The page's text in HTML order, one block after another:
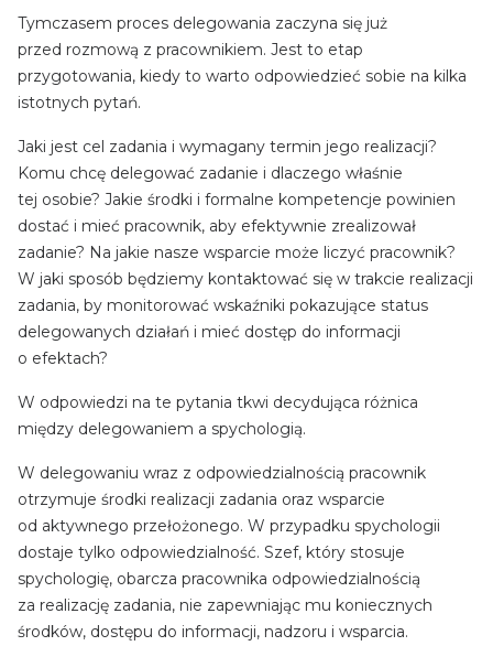
Tymczasem proces delegowania zaczyna się już
przed rozmową z pracownikiem. Jest to etap
przygotowania, kiedy to warto odpowiedzieć sobie na kilka
istotnych pytań.
Jaki jest cel zadania i wymagany termin jego realizacji?
Komu chcę delegować zadanie i dlaczego właśnie
tej osobie? Jakie środki i formalne kompetencje powinien
dostać i mieć pracownik, aby efektywnie zrealizował
zadanie? Na jakie nasze wsparcie może liczyć pracownik?
W jaki sposób będziemy kontaktować się w trakcie realizacji
zadania, by monitorować wskaźniki pokazujące status
delegowanych działań i mieć dostęp do informacji
o efektach?
W odpowiedzi na te pytania tkwi decydująca różnica
między delegowaniem a spychologią.
W delegowaniu wraz z odpowiedzialnością pracownik
otrzymuje środki realizacji zadania oraz wsparcie
od aktywnego przełożonego. W przypadku spychologii
dostaje tylko odpowiedzialność. Szef, który stosuje
spychologię, obarcza pracownika odpowiedzialnością
za realizację zadania, nie zapewniając mu koniecznych
środków, dostępu do informacji, nadzoru i wsparcia.